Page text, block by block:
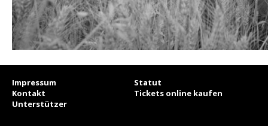
Impressum
Statut
Kontakt
Tickets online kaufen
Unterstützer